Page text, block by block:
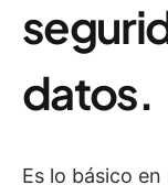
datos.
Es lo básico